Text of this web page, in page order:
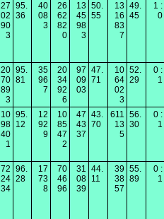
27
02
90
3
95.
36
40
08
3
26
62
82
0
13
45
98
3
50.
55
13
16
83
7
49.
45
1 :
0
20
70
89
3
95.
81
35
96
7
20
34
92
6
97
09
03
47.
71
10
64
02
3
52.
29
0 :
1
10
98
40
1
95.
12
12
92
9
10
85
47
2
47
43
37
43.
70
611
13
5
56.
30
0 :
1
72
24
34
96.
28
17
73
8
70
46
96
31
08
39
44.
11
39
38
57
55.
89
0 :
1